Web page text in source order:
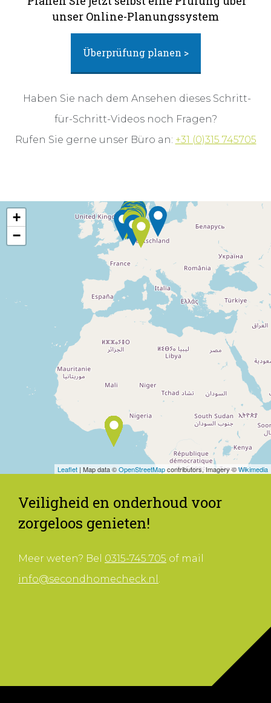
unser Online-Planungssystem
Überprüfung planen >
Haben Sie nach dem Ansehen dieses Schritt-
für-Schritt-Videos noch Fragen?
Rufen Sie gerne unser Büro an: +31 (0)315 745705
+
−
Leaflet | Map data ©OpenStreetMapcontributors, Imagery ©Wikimedia
Veiligheid en onderhoud voor
zorgeloos genieten!
Meer weten? Bel 0315-745 705 of mail
info@secondhomecheck.nl .